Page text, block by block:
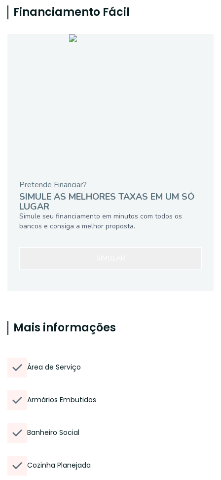
Financiamento Fácil
Pretende Financiar?
SIMULE AS MELHORES TAXAS EM UM SÓ
LUGAR
Simule seu financiamento em minutos com todos os
bancos e consiga a melhor proposta.
Mais informações
Área de Serviço
Armários Embutidos
Banheiro Social
Cozinha Planejada